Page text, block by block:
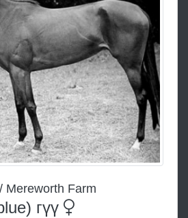
Mereworth Farm
гүү